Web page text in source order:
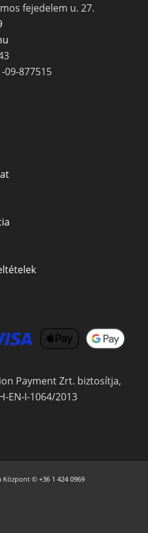
fejedelem u. 27.
09-877515
Payment Zrt. biztosítja,
EN-I-1064/2013
Központ © +36 1 424 0969